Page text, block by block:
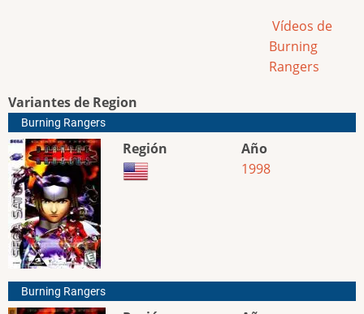
Vídeos de
Burning
Rangers
Variantes de Region
Burning Rangers
Región
Año
1998
Burning Rangers